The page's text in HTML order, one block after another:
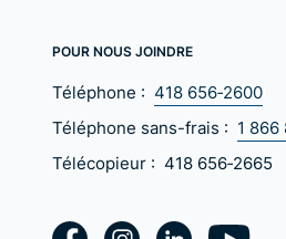
POUR NOUS JOINDRE
Téléphone : 418 656‑2600
Téléphone sans-frais : 1 866
Télécopieur : 418 656‑2665